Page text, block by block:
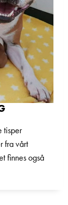
tisper
fra vårt
finnes også